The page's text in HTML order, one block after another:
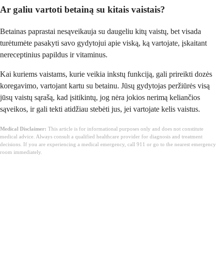
Ar galiu vartoti betainą su kitais vaistais?
Betainas paprastai nesąveikauja su daugeliu kitų vaistų, bet visada
turėtumėte pasakyti savo gydytojui apie viską, ką vartojate, įskaitant
nereceptinius papildus ir vitaminus.
Kai kuriems vaistams, kurie veikia inkstų funkciją, gali prireikti dozės
koregavimo, vartojant kartu su betainu. Jūsų gydytojas peržiūrės visą
jūsų vaistų sąrašą, kad įsitikintų, jog nėra jokios nerimą keliančios
sąveikos, ir gali tekti atidžiau stebėti jus, jei vartojate kelis vaistus.
Medical Disclaimer: This article is for informational purposes only and does not constitute
medical advice. Always consult a qualified healthcare provider for diagnosis and treatment
decisions. If you are experiencing a medical emergency, call 911 or go to the nearest emergency
room immediately.